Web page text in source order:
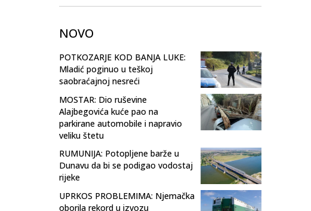
NOVO
POTKOZARJE KOD BANJA LUKE:
Mladić poginuo u teškoj
saobraćajnoj nesreći
MOSTAR: Dio ruševine
Alajbegovića kuće pao na
parkirane automobile i napravio
veliku štetu
RUMUNIJA: Potopljene barže u
Dunavu da bi se podigao vodostaj
rijeke
UPRKOS PROBLEMIMA: Njemačka
oborila rekord u izvozu